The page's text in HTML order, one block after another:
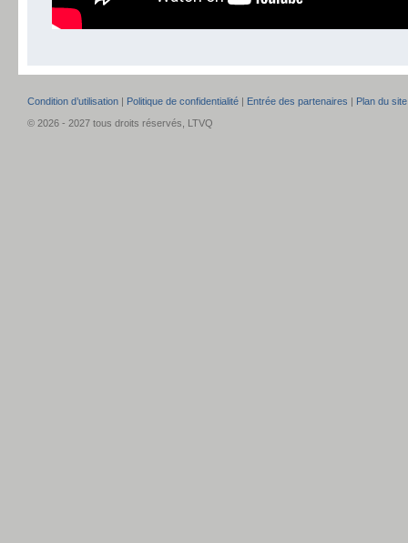
Condition d’utilisation | Politique de confidentialité | Entrée des partenaires | Plan du site
© 2026 - 2027 tous droits réservés, LTVQ